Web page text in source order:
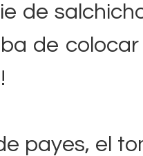
de
de
payes, el